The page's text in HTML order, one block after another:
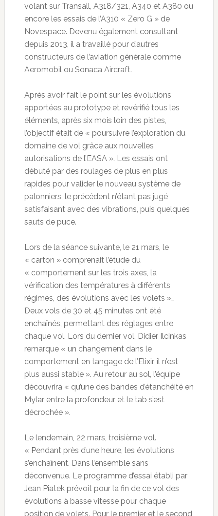
volant sur Transall, A318/321, A340 et A380 ou
encore les essais de l’A310 « Zero G » de
Novespace. Devenu également consultant
depuis 2013, il a travaillé pour d’autres
constructeurs de l’aviation générale comme
Aeromobil ou Sonaca Aircraft.
Après avoir fait le point sur les évolutions
apportées au prototype et revérifié tous les
éléments, après six mois loin des pistes,
l’objectif était de « poursuivre l’exploration du
domaine de vol grâce aux nouvelles
autorisations de l’EASA ». Les essais ont
débuté par des roulages de plus en plus
rapides pour valider le nouveau système de
palonniers, le précédent n’étant pas jugé
satisfaisant avec des vibrations, puis quelques
sauts de puce.
Lors de la séance suivante, le 21 mars, le
« carton » comprenait l’étude du
« comportement sur les trois axes, la
vérification des températures à différents
régimes, des évolutions avec les volets »…
Deux vols de 30 et 45 minutes ont été
enchaînés, permettant des réglages entre
chaque vol. Lors du dernier vol, Didier Ilcinkas
remarque « un changement dans le
comportement en tangage de l’Elixir, il n’est
plus aussi stable ». Au retour au sol, l’équipe
découvrira « qu’une des bandes d’étanchéité en
Mylar entre la profondeur et le tab s’est
décrochée ».
Le lendemain, 22 mars, troisième vol.
« Pendant près d’une heure, les évolutions
s’enchaînent. Dans l’ensemble sans
déconvenue. Le programme d’essai établi par
Jean Piatek prévoit pour la fin de ce vol des
évolutions à basse vitesse pour chaque
position de volets. Pour le premier et le second